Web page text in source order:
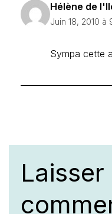
Hélène de
Juin 18, 2010 à
Sympa cette
Laisser